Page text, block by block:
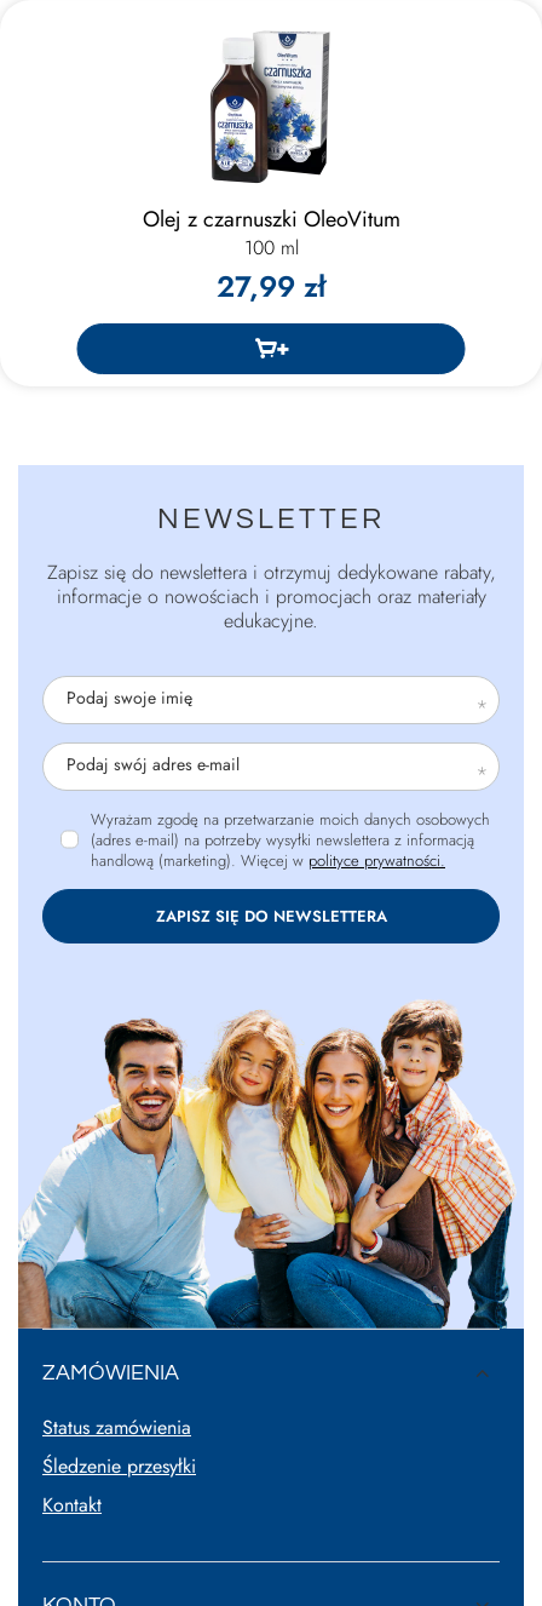
Olej z czarnuszki OleoVitum
100 ml
27,99 zł
NEWSLETTER
Zapisz się do newslettera i otrzymuj dedykowane rabaty,
informacje o nowościach i promocjach oraz materiały
edukacyjne.
Podaj swoje imię
Podaj swój adres e-mail
Wyrażam zgodę na przetwarzanie moich danych osobowych
(adres e-mail) na potrzeby wysyłki newslettera z informacją
handlową (marketing). Więcej w polityce prywatności.
ZAPISZ SIĘ DO NEWSLETTERA
ZAMÓWIENIA
Status zamówienia
Śledzenie przesyłki
Kontakt